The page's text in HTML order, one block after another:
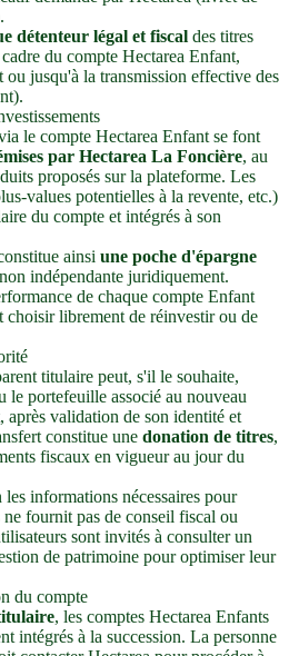
détenteur légal et fiscal des titres
du compte Hectarea Enfant,
jusqu'à la transmission effective des
le compte Hectarea Enfant se font
par Hectarea La Foncière, au
proposés sur la plateforme. Les
values potentielles à la revente, etc.)
du compte et intégrés à son
ainsi une poche d'épargne
indépendante juridiquement.
de chaque compte Enfant
choisir librement de réinvestir ou de
titulaire peut, s'il le souhaite,
le portefeuille associé au nouveau
après validation de son identité et
constitue une donation de titres,
fiscaux en vigueur au jour du
informations nécessaires pour
fournit pas de conseil fiscal ou
sont invités à consulter un
de patrimoine pour optimiser leur
du compte
, les comptes Hectarea Enfants
intégrés à la succession. La personne